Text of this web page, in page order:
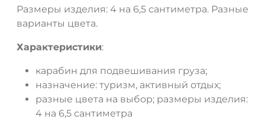
Размеры изделия: 4 на 6,5 сантиметра. Разные
варианты цвета.
Характеристики:
карабин для подвешивания груза;
назначение: туризм, активный отдых;
разные цвета на выбор; размеры изделия:
4 на 6,5 сантиметра